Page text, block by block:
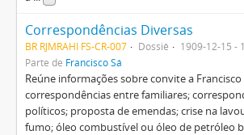
Correspondências Diversas
BR RJMRAHI FS-CR-007 Dossiê
1909-12-15 -
Parte de Francisco Sá
Reúne informações sobre convite a
correspondências entre familiares;
políticos; proposta de emendas; crise na
fumo; óleo combustível ou óleo de petróleo